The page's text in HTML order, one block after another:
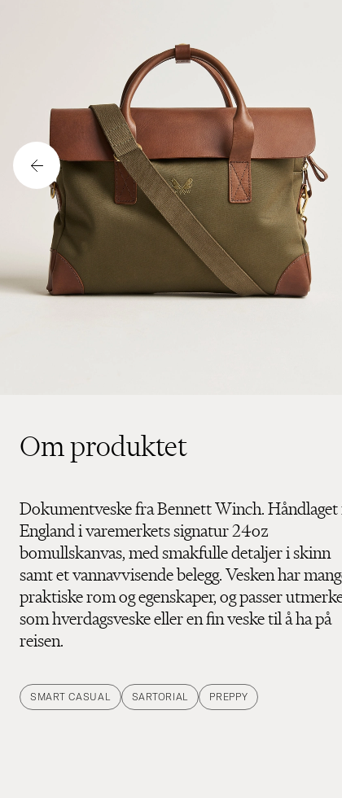
Om produktet
Dokumentveske fra Bennett Winch. Håndlaget
England i varemerkets signatur 24oz
bomullskanvas, med smakfulle detaljer i skinn
samt et vannavvisende belegg. Vesken har
praktiske rom og egenskaper, og passer
som hverdagsveske eller en fin veske til å ha på
reisen.
SMART CASUAL SARTORIAL PREPPY